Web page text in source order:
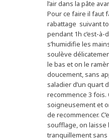
l’air dans la pâte
Pour ce faire il faut
rabattage suivant
pendant 1h c’est-à-
s’humidifie les
soulève
le bas et on le
doucement, sans
saladier d’un quart
recommence 3 fois.
soigneusement et
de recommencer.
soufflage, on laisse
tranquillement